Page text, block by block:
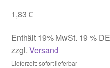
1,83 €
Enthält 19% MwSt. 19 % DE
zzgl. Versand
Lieferzeit: sofort lieferbar